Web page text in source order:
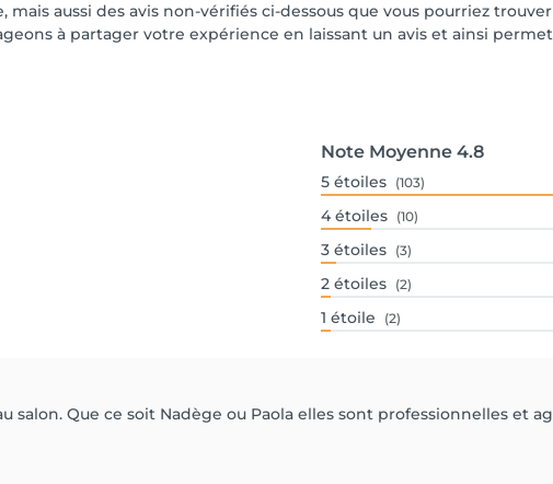
mais aussi des avis non-vérifiés ci-dessous que vous pourriez
à partager votre expérience en laissant un avis et ainsi
Note Moyenne 4.8
5 étoiles (103)
4 étoiles (10)
3 étoiles (3)
2 étoiles (2)
1 étoile (2)
salon. Que ce soit Nadège ou Paola elles sont professionnelles et